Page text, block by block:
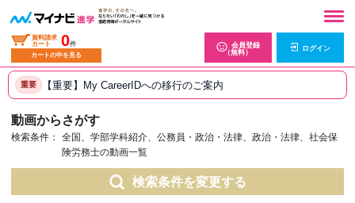
資料請求
カート
0件
カートの中を見る
会員登録
（無料）
ログイン
重要 【重要】My CareerIDへの移行のご案内
動画からさがす
検索条件：
全国、学部学科紹介、公務員・政治・法律、政治・法律、社会保
険労務士の動画一覧
検索条件を変更する